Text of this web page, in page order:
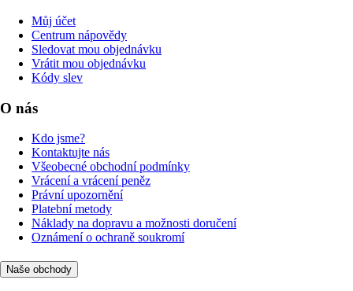
Můj účet
Centrum nápovědy
Sledovat mou objednávku
Vrátit mou objednávku
Kódy slev
O nás
Kdo jsme?
Kontaktujte nás
Všeobecné obchodní podmínky
Vrácení a vrácení peněz
Právní upozornění
Platební metody
Náklady na dopravu a možnosti doručení
Oznámení o ochraně soukromí
Naše obchody